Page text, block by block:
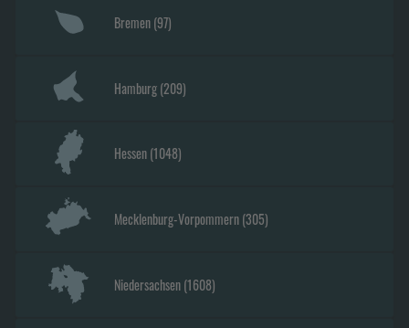
Bremen(97)
Hamburg(209)
Hessen(1048)
Mecklenburg-Vorpommern(305)
Niedersachsen(1608)